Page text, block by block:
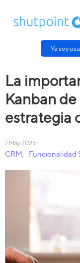
Ya soy
La
Kanban
estrategia
7 May 2025
CRM Funcionalidad